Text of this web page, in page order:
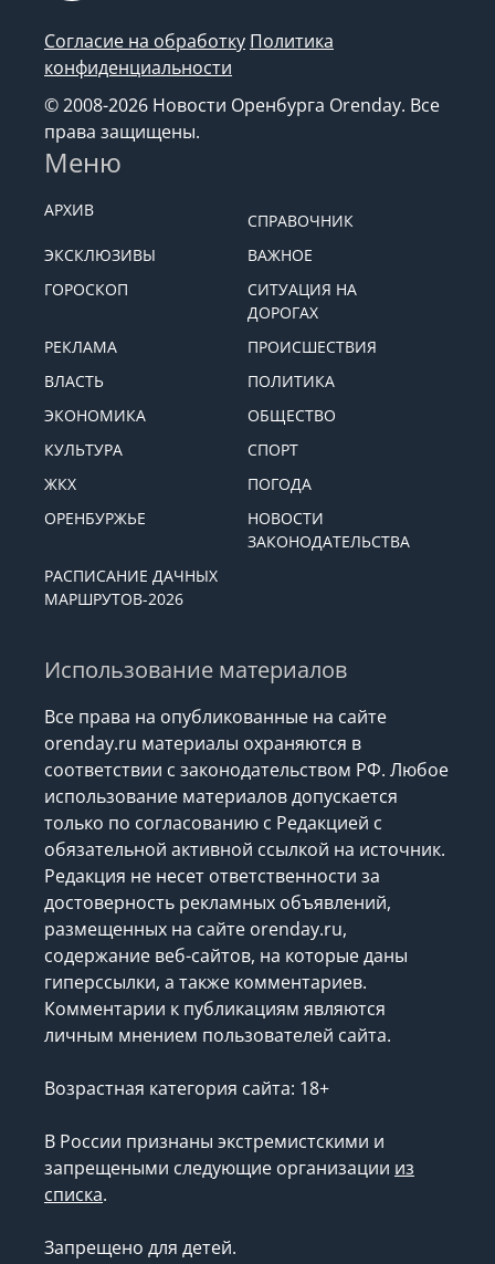
Согласие на обработку Политика
конфиденциальности
© 2008-2026 Новости Оренбурга Orenday. Все
права защищены.
Меню
АРХИВ
СПРАВОЧНИК
ЭКСКЛЮЗИВЫ
ВАЖНОЕ
ГОРОСКОП
СИТУАЦИЯ НА
ДОРОГАХ
РЕКЛАМА
ПРОИСШЕСТВИЯ
ВЛАСТЬ
ПОЛИТИКА
ЭКОНОМИКА
ОБЩЕСТВО
КУЛЬТУРА
СПОРТ
ЖКХ
ПОГОДА
ОРЕНБУРЖЬЕ
НОВОСТИ
ЗАКОНОДАТЕЛЬСТВА
РАСПИСАНИЕ ДАЧНЫХ
МАРШРУТОВ-2026
Использование материалов
Все права на опубликованные на сайте
orenday.ru материалы охраняются в
соответствии с законодательством РФ. Любое
использование материалов допускается
только по согласованию с Редакцией с
обязательной активной ссылкой на источник.
Редакция не несет ответственности за
достоверность рекламных объявлений,
размещенных на сайте orenday.ru,
содержание веб-сайтов, на которые даны
гиперссылки, а также комментариев.
Комментарии к публикациям являются
личным мнением пользователей сайта.
Возрастная категория сайта: 18+
В России признаны экстремистскими и
запрещеными следующие организации из
списка.
Запрещено для детей.